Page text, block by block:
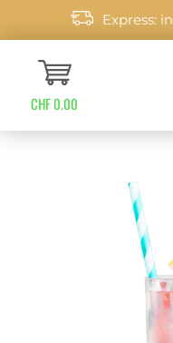
Express:
CHF 0.00